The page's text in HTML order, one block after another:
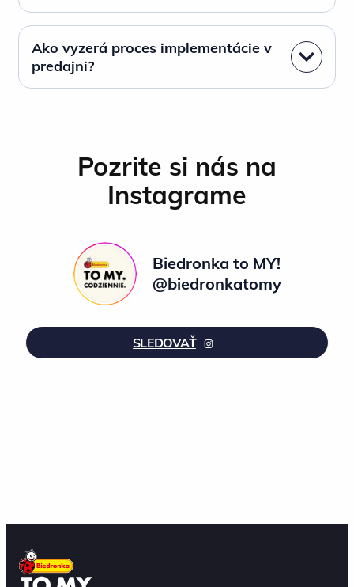
Ako vyzerá proces implementácie v
predajni?
Pozrite si nás na
Instagrame
Biedronka to MY!
@biedronkatomy
SLEDOVAŤ